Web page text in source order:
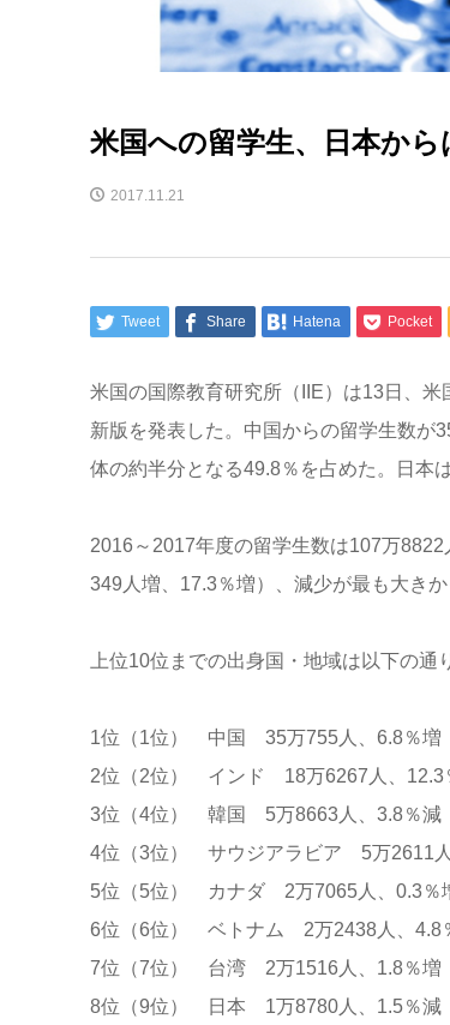
米国への留学生、日本か
2017.11.21
Tweet Share Hatena Pocket
米国の国際教育研究所（IIE）は13日、
新版を発表した。中国からの留学生数が
体の約半分となる49.8％を占めた。日本
2016～2017年度の留学生数は107万
349人増、17.3％増）、減少が最も大き
上位10位までの出身国・地域は以下の通
1位（1位） 中国 35万755人、6.8％増
2位（2位） インド 18万6267人、12.3
3位（4位） 韓国 5万8663人、3.8％減
4位（3位） サウジアラビア 5万2611
5位（5位） カナダ 2万7065人、0.3％
6位（6位） ベトナム 2万2438人、4.8
7位（7位） 台湾 2万1516人、1.8％増
8位（9位） 日本 1万8780人、1.5％減